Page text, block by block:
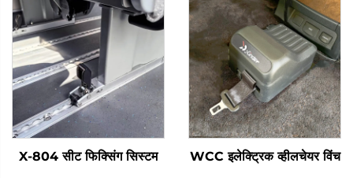
X-804 सीट फिक्सिंग सिस्टम WCC इलेक्ट्रिक व्हीलचेयर विंच